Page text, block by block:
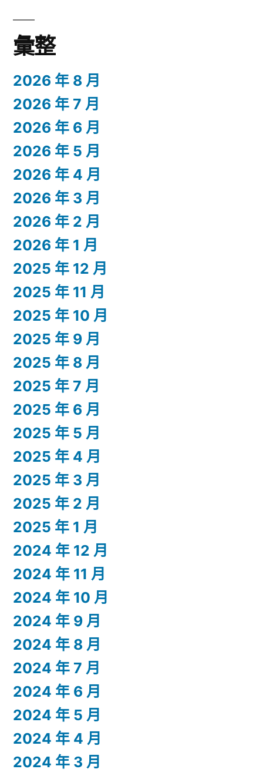
彙整
2026 年 8 月
2026 年 7 月
2026 年 6 月
2026 年 5 月
2026 年 4 月
2026 年 3 月
2026 年 2 月
2026 年 1 月
2025 年 12 月
2025 年 11 月
2025 年 10 月
2025 年 9 月
2025 年 8 月
2025 年 7 月
2025 年 6 月
2025 年 5 月
2025 年 4 月
2025 年 3 月
2025 年 2 月
2025 年 1 月
2024 年 12 月
2024 年 11 月
2024 年 10 月
2024 年 9 月
2024 年 8 月
2024 年 7 月
2024 年 6 月
2024 年 5 月
2024 年 4 月
2024 年 3 月